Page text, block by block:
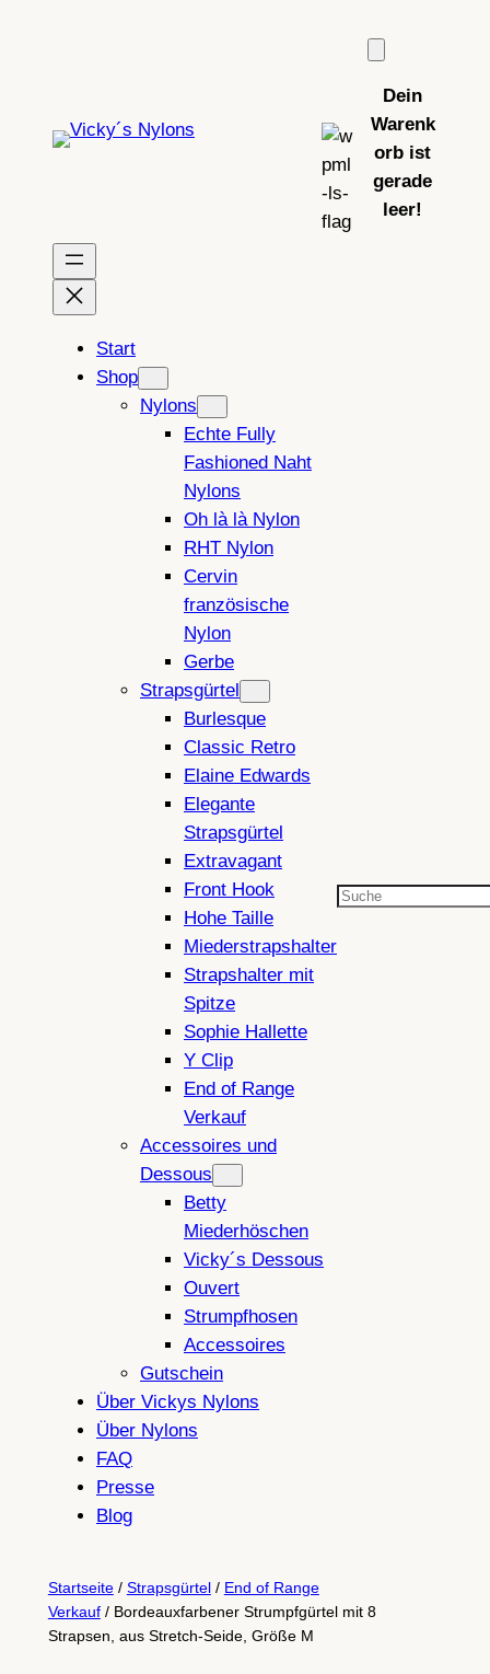
Dein
Warenk
orb ist
gerade
leer!
Start
Shop
Nylons
Echte Fully
Fashioned Naht
Nylons
Oh là là Nylon
RHT Nylon
Cervin
französische
Nylon
Gerbe
Strapsgürtel
Burlesque
Classic Retro
Elaine Edwards
Elegante
Strapsgürtel
Extravagant
Front Hook
Hohe Taille
Miederstrapshalter
Strapshalter mit
Spitze
Sophie Hallette
Y Clip
End of Range
Verkauf
Accessoires und
Dessous
Betty
Miederhöschen
Vicky´s Dessous
Ouvert
Strumpfhosen
Accessoires
Gutschein
Über Vickys Nylons
Über Nylons
FAQ
Presse
Blog
Suchen
Startseite/ Strapsgürtel/ End of Range
Verkauf/ Bordeauxfarbener Strumpfgürtel mit 8
Strapsen, aus Stretch-Seide, Größe M